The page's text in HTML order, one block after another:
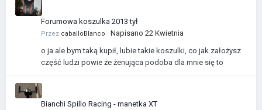
Forumowa koszulka 2013 tył
Przez caballoBlanco · Napisano 22 Kwietnia
o ja ale bym taką kupił, lubie takie koszulki, co jak założysz
część ludzi powie że żenująca podoba dla mnie się to
Bianchi Spillo Racing - manetka XT